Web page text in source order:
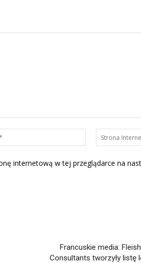
mail:*
internetową w tej przeglądarce na
Francuskie media:
Consultants tworzyły listę